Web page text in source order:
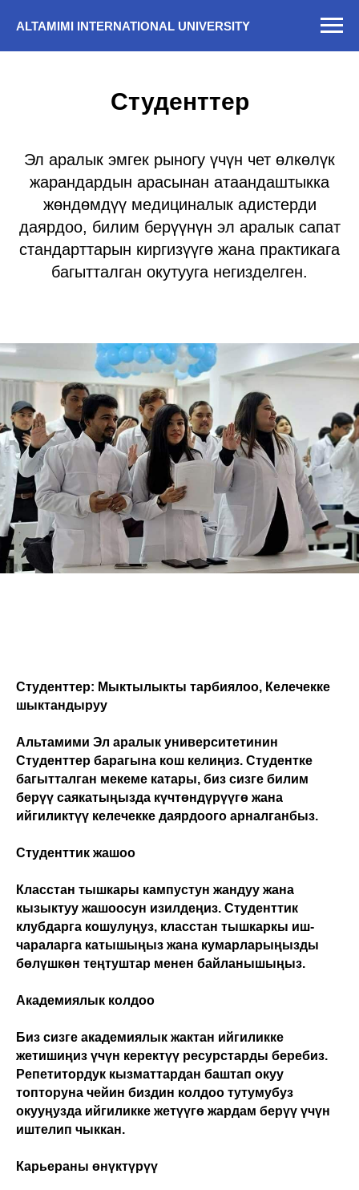
ALTAMIMI INTERNATIONAL UNIVERSITY
Студенттер
Эл аралык эмгек рыногу үчүн чет өлкөлүк
жарандардын арасынан атаандаштыкка
жөндөмдүү медициналык адистерди
даярдоо, билим берүүнүн эл аралык сапат
стандарттарын киргизүүгө жана практикага
багытталган окутууга негизделген.
Студенттер: Мыктылыкты тарбиялоо, Келечекке
шыктандыруу
Альтамими Эл аралык университетинин
Студенттер барагына кош келиңиз. Студентке
багытталган мекеме катары, биз сизге билим
берүү саякатыңызда күчтөндүрүүгө жана
ийгиликтүү келечекке даярдоого арналганбыз.
Студенттик жашоо
Класстан тышкары кампустун жандуу жана
кызыктуу жашоосун изилдеңиз. Студенттик
клубдарга кошулуңуз, класстан тышкаркы иш-
чараларга катышыңыз жана кумарларыңызды
бөлүшкөн теңтуштар менен байланышыңыз.
Академиялык колдоо
Биз сизге академиялык жактан ийгиликке
жетишиңиз үчүн керектүү ресурстарды беребиз.
Репетитордук кызматтардан баштап окуу
топторуна чейин биздин колдоо тутумубуз
окууңузда ийгиликке жетүүгө жардам берүү үчүн
иштелип чыккан.
Карьераны өнүктүрүү